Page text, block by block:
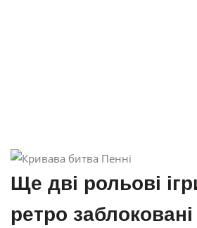
Ще дві рольові
ретро заблоковані